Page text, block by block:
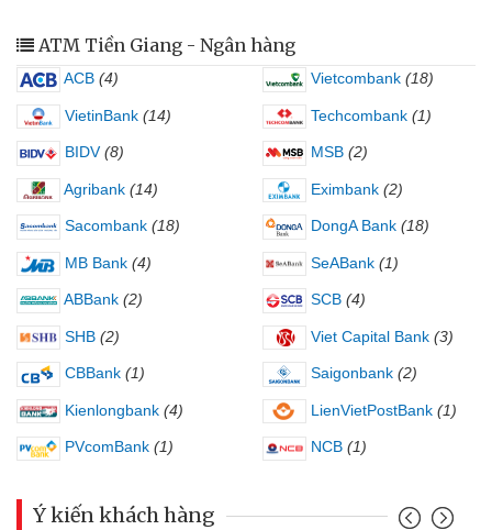
ATM Tiền Giang - Ngân hàng
ACB (4) Vietcombank (18)
VietinBank (14) Techcombank (1)
BIDV (8) MSB (2)
Agribank (14) Eximbank (2)
Sacombank (18) DongA Bank (18)
MB Bank (4) SeABank (1)
ABBank (2) SCB (4)
SHB (2) Viet Capital Bank (3)
CBBank (1) Saigonbank (2)
Kienlongbank (4) LienVietPostBank (1)
PVcomBank (1) NCB (1)
Ý kiến khách hàng